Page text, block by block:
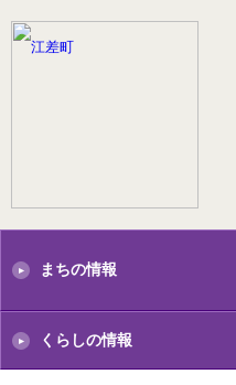
まちの情報
くらしの情報